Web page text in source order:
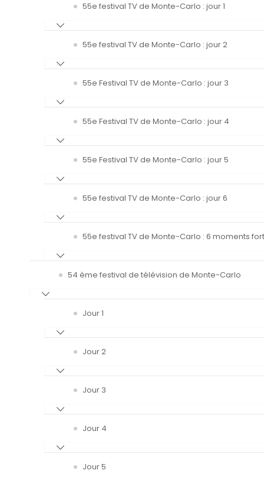
55e festival TV de Monte-Carlo : jour 1
55e festival TV de Monte-Carlo : jour 2
55e Festival TV de Monte-Carlo : jour 3
55e Festival TV de Monte-Carlo : jour 4
55e Festival TV de Monte-Carlo : jour 5
55e festival TV de Monte-Carlo : jour 6
55e festival TV de Monte-Carlo : 6 moments
54 ème festival de télévision de Monte-Carlo
Jour 1
Jour 2
Jour 3
Jour 4
Jour 5